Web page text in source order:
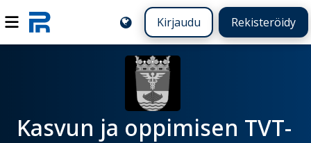
Kirjaudu Rekisteröidy
Kasvun ja oppimisen TVT-